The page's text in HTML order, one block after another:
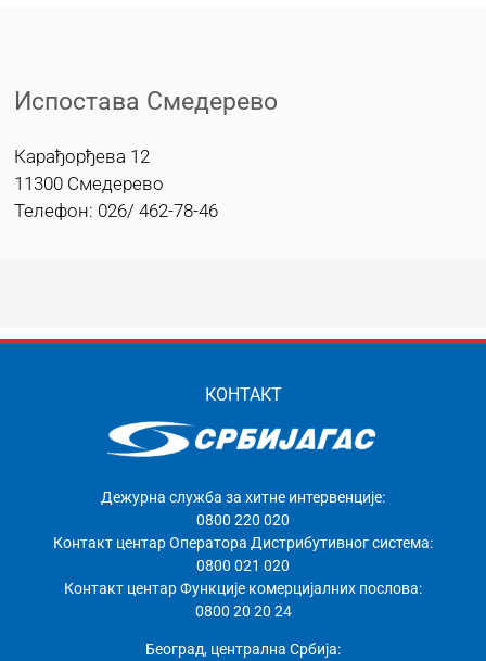
Испостава Смедерево
Карађорђева 12
11300 Смедерево
Телефон: 026/ 462-78-46
КОНТАКТ
Дежурна служба за хитне интервенције:
0800 220 020
Контакт центар Оператора Дистрибутивног система:
0800 021 020
Контакт центар Функције комерцијалних послова:
0800 20 20 24
Београд, централна Србија: